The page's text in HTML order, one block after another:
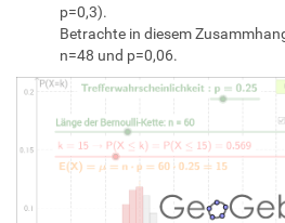
p=0,3).
Betrachte in diesem
n=48 und p=0,06.